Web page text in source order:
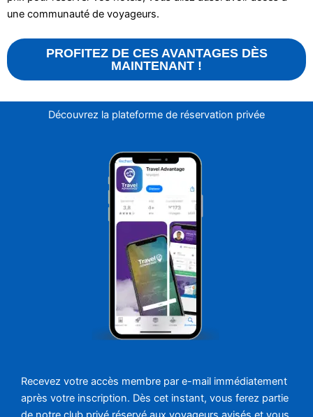
une communauté de voyageurs.
PROFITEZ DE CES AVANTAGES DÈS
MAINTENANT !
Découvrez la plateforme de réservation privée
Recevez votre accès membre par e-mail immédiatement
après votre inscription. Dès cet instant, vous ferez partie